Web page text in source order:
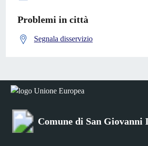
Problemi in città
Segnala disservizio
Comune di San Giovanni